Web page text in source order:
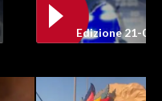
Edizione 21-05-